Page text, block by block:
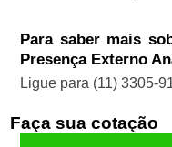
Para saber mais
Presença Externo
Ligue para (11) 3305-
Faça sua cotação